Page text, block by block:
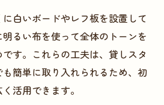
用による収益アップ術
オのレンタル活用で収益化を
の料金プランと収益性の高め
白いボードやレフ板を設置して
るい布を使って全体のトーンを
す。これらの工夫は、貸しスタ
簡単に取り入れられるため、初
活用できます。